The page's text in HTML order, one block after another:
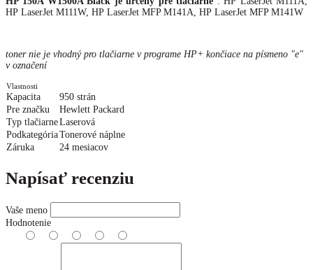
HP LaserJet M111W, HP LaserJet MFP M141A, HP LaserJet MFP M141W
toner nie je vhodný pro tlačiarne v programe HP+ končiace na písmeno "e"
v označení
Vlastnosti
Kapacita
950 strán
Pre značku
Hewlett Packard
Typ tlačiarneLaserová
PodkategóriaTonerové náplne
Záruka
24 mesiacov
Napísať recenziu
Vaše meno
Hodnotenie